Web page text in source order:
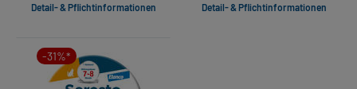
Detail- & Pflichtinformationen Detail- & Pflichtinformationen
-31%*